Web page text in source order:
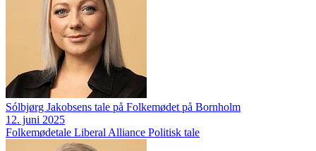
Sólbjørg Jakobsens tale på Folkemødet på Bornholm
12. juni 2025
Folkemødetale Liberal Alliance Politisk tale